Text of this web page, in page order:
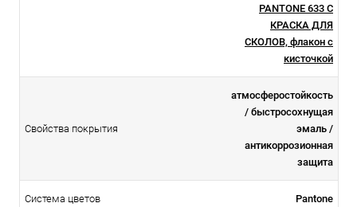
PANTONE 633 C
КРАСКА ДЛЯ
СКОЛОВ, флакон с
кисточкой
Свойства покрытия
атмосферостойкоcть
/ быстросохнущая
эмаль /
антикоррозионная
защита
Система цветов Pantone